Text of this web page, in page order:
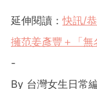
延伸閱讀：快訊/
擁范姜彥豐＋「
-
By 台灣女生日常